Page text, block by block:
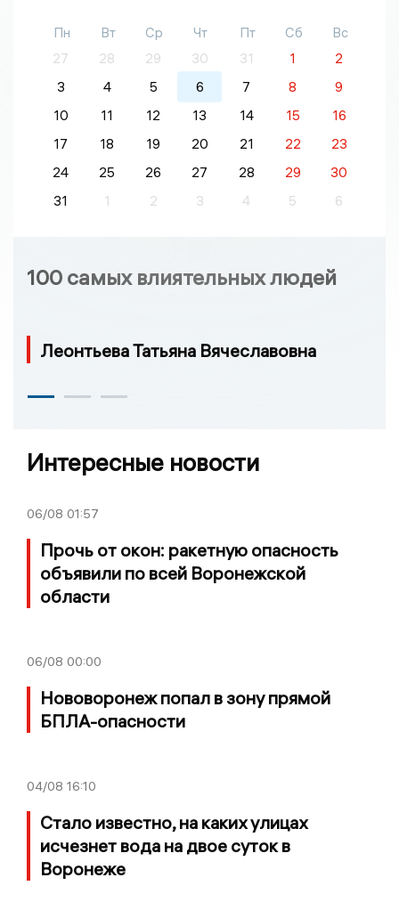
Пн Вт Ср Чт Пт Сб
Вс
27
28 29 30 31 1
2
3
4 5 6 7 8
9
10
11 12 13 14 15
16
17
18 19 20 21 22
23
24
25 26 27 28 29
30
31
1 2 3 4 5 6
100 самых влиятельных людей
Леонтьева Татьяна Вячеславовна
Интересные новости
06/08 01:57
Прочь от окон: ракетную опасность
объявили по всей Воронежской
области
06/08 00:00
Нововоронеж попал в зону прямой
БПЛА-опасности
04/08 16:10
Стало известно, на каких улицах
исчезнет вода на двое суток в
Воронеже